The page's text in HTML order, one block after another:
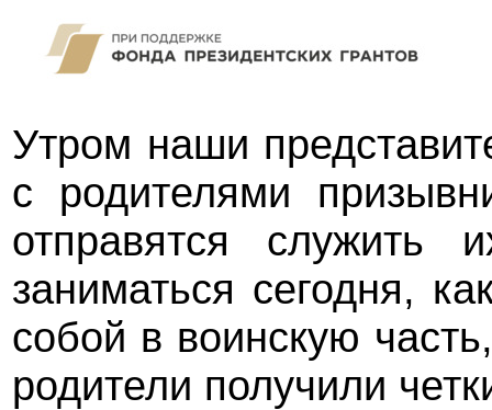
Утром наши
с родителями
отправятся
заниматься сегодня,
собой в воинскую
родители получили